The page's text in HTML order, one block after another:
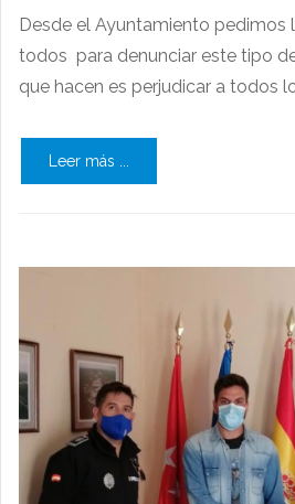
Desde el Ayuntamiento pedimos
todos para denunciar este tipo
que hacen es perjudicar a todos
Leer más ...